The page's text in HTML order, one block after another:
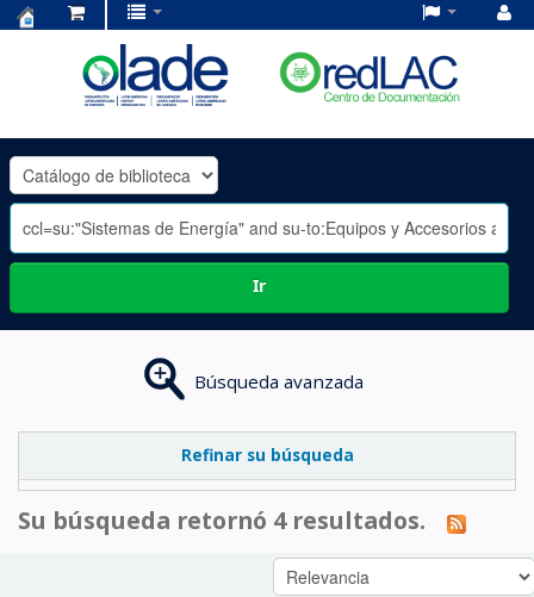
OLADE
-
Ir
Búsqueda avanzada
Refinar su búsqueda
Su búsqueda retornó 4 resultados.